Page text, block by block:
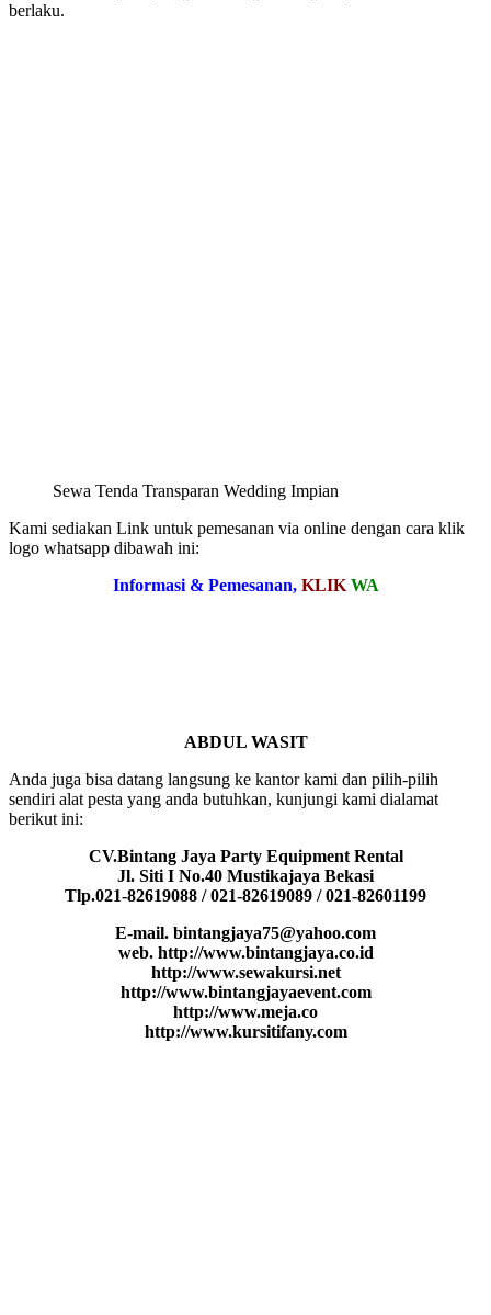
berlaku.
Sewa Tenda Transparan Wedding Impian
Kami sediakan Link untuk pemesanan via online dengan cara klik
logo whatsapp dibawah ini:
Informasi & Pemesanan, KLIK WA
ABDUL WASIT
Anda juga bisa datang langsung ke kantor kami dan pilih-pilih
sendiri alat pesta yang anda butuhkan, kunjungi kami dialamat
berikut ini:
CV.Bintang Jaya Party Equipment Rental
Jl. Siti I No.40 Mustikajaya Bekasi
Tlp.021-82619088 / 021-82619089 / 021-82601199
E-mail. bintangjaya75@yahoo.com
web. http://www.bintangjaya.co.id
http://www.sewakursi.net
http://www.bintangjayaevent.com
http://www.meja.co
http://www.kursitifany.com